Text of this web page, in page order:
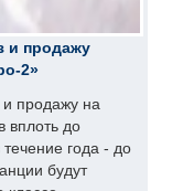
и продажу
2»
и продажу на
вплоть до
года - до
будут